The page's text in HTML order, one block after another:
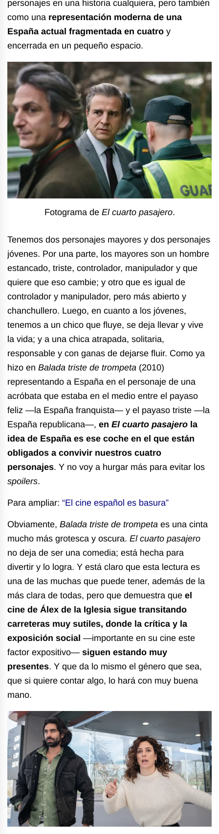
personajes en una historia cualquiera, pero también
como una representación moderna de una
España actual fragmentada en cuatro y
encerrada en un pequeño espacio.
Fotograma de El cuarto pasajero.
Tenemos dos personajes mayores y dos personajes
jóvenes. Por una parte, los mayores son un hombre
estancado, triste, controlador, manipulador y que
quiere que eso cambie; y otro que es igual de
controlador y manipulador, pero más abierto y
chanchullero. Luego, en cuanto a los jóvenes,
tenemos a un chico que fluye, se deja llevar y vive
la vida; y a una chica atrapada, solitaria,
responsable y con ganas de dejarse fluir. Como ya
hizo en Balada triste de trompeta (2010)
representando a España en el personaje de una
acróbata que estaba en el medio entre el payaso
feliz —la España franquista— y el payaso triste —la
España republicana—, en El cuarto pasajero la
idea de España es ese coche en el que están
obligados a convivir nuestros cuatro
personajes. Y no voy a hurgar más para evitar los
spoilers.
Para ampliar: “El cine español es basura”
Obviamente, Balada triste de trompeta es una cinta
mucho más grotesca y oscura. El cuarto pasajero
no deja de ser una comedia; está hecha para
divertir y lo logra. Y está claro que esta lectura es
una de las muchas que puede tener, además de la
más clara de todas, pero que demuestra que el
cine de Álex de la Iglesia sigue transitando
carreteras muy sutiles, donde la crítica y la
exposición social —importante en su cine este
factor expositivo— siguen estando muy
presentes. Y que da lo mismo el género que sea,
que si quiere contar algo, lo hará con muy buena
mano.